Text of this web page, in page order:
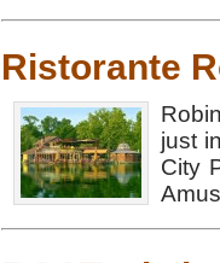
Ristorante
just
City